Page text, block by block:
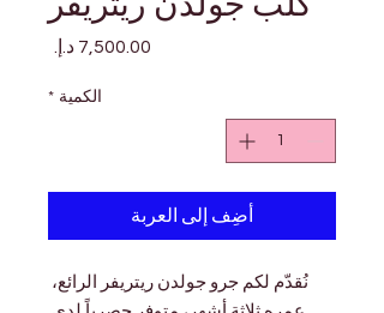
الكمية *
أضِف إلى العربة